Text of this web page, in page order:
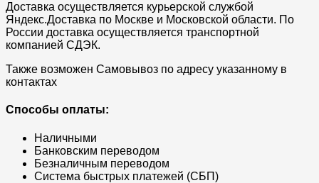
Доставка осуществляется курьерской службой
Яндекс.Доставка по Москве и Московской области. По
России доставка осуществляется транспортной
компанией СДЭК.
Также возможен Самовывоз по адресу указанному в
контактах
Способы оплаты:
Наличными
Банковским переводом
Безналичным переводом
Система быстрых платежей (СБП)